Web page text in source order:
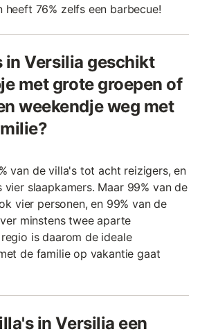
heeft 76% zelfs een barbecue!
in Versilia geschikt
met grote groepen of
weekendje weg met
van de villa's tot acht reizigers, en
vier slaapkamers. Maar 99% van de
vier personen, en 99% van de
minstens twee aparte
is daarom de ideale
de familie op vakantie gaat
in Versilia een